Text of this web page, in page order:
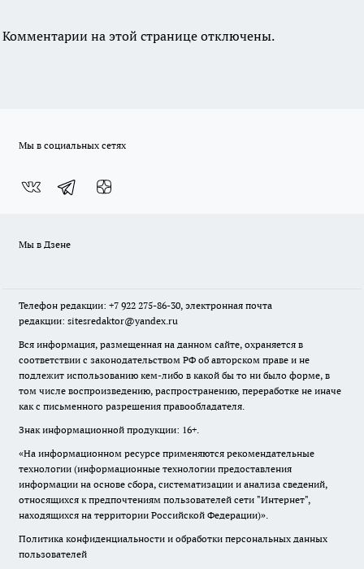
Комментарии на этой странице отключены.
Мы в социальных сетях
Мы в Дзене
Телефон редакции: +7 922 275-86-30, электронная почта
редакции: sitesredaktor@yandex.ru
Вся информация, размещенная на данном сайте, охраняется в
соответствии с законодательством РФ об авторском праве и не
подлежит использованию кем-либо в какой бы то ни было форме, в
том числе воспроизведению, распространению, переработке не иначе
как с письменного разрешения правообладателя.
Знак информационной продукции: 16+.
«На информационном ресурсе применяются рекомендательные
технологии (информационные технологии предоставления
информации на основе сбора, систематизации и анализа сведений,
относящихся к предпочтениям пользователей сети "Интернет",
находящихся на территории Российской Федерации)».
Политика конфиденциальности и обработки персональных данных
пользователей